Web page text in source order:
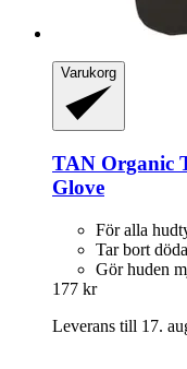
Varukorg
TAN Organic
Glove
För alla
Tar bort
Gör huden
177 kr
Leverans till 17.